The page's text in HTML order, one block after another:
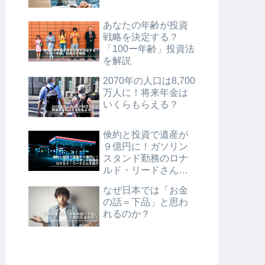
あなたの年齢が投資
戦略を決定する？
「100ー年齢」投資法
を解説
2070年の人口は8,700
万人に！将来年金は
いくらもらえる？
倹約と投資で遺産が
９億円に！ガソリン
スタンド勤務のロナ
ルド・リードさんを
なぜ日本では「お金
の話＝下品」と思わ
れるのか？